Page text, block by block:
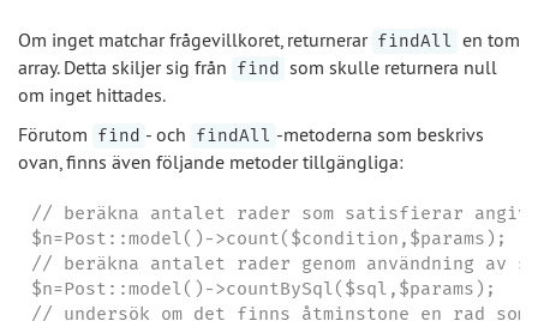
Om inget matchar frågevillkoret, returnerar findAll en tom
array. Detta skiljer sig från find
som skulle returnera null
om inget hittades.
Förutom find - och findAll -metoderna som beskrivs
ovan, finns även följande metoder tillgängliga:
// beräkna antalet rader som satisfierar
$n=Post::model()->count($condition,$params);
// beräkna antalet rader genom användning av
$n=Post::model()->countBySql($sql,$params);
// undersök om det finns åtminstone en rad